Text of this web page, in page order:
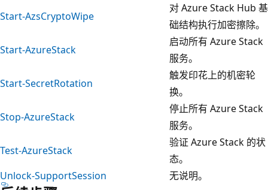
Start-AzsCryptoWipe
对 Azure Stack Hub 基
础结构执行加密擦除。
Start-AzureStack
启动所有 Azure Stack
服务。
Start-SecretRotation
触发印花上的机密轮
换。
Stop-AzureStack
停止所有 Azure Stack
服务。
Test-AzureStack
验证 Azure Stack 的状
态。
Unlock-SupportSession
无说明。